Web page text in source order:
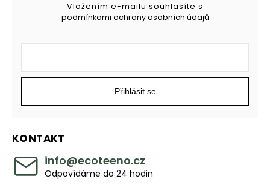
KONTAKT
info@ecoteeno.cz
Odpovídáme do 24 hodin
Vložením e-mailu souhlasíte s
podmínkami ochrany osobních údajů
Přihlásit se